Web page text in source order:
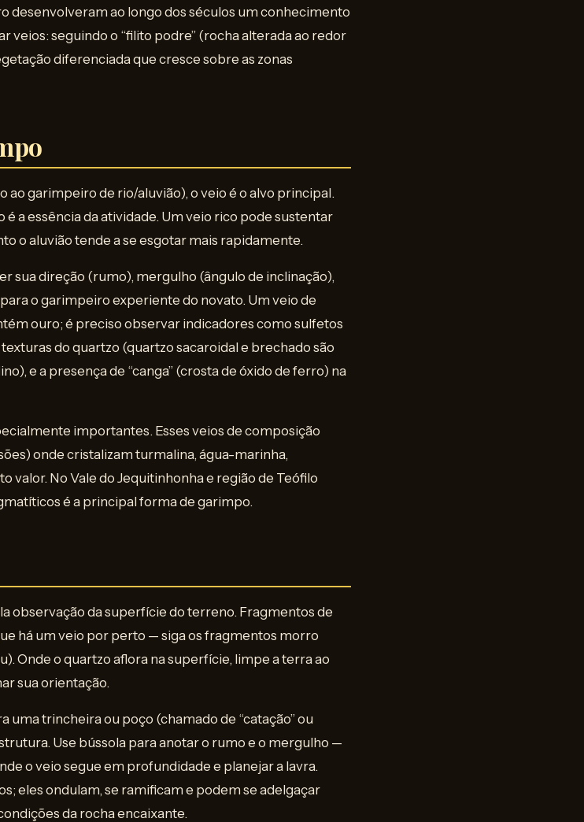
desenvolveram ao longo dos séculos um conhecimento
seguindo o “filito podre” (rocha alterada ao redor
diferenciada que cresce sobre as zonas
ao garimpeiro de rio/aluvião), o veio é o alvo principal.
a essência da atividade. Um veio rico pode sustentar
o aluvião tende a se esgotar mais rapidamente.
sua direção (rumo), mergulho (ângulo de inclinação),
o garimpeiro experiente do novato. Um veio de
ouro; é preciso observar indicadores como sulfetos
do quartzo (quartzo sacaroidal e brechado são
e a presença de “canga” (crosta de óxido de ferro) na
importantes. Esses veios de composição
onde cristalizam turmalina, água-marinha,
valor. No Vale do Jequitinhonha e região de Teófilo
é a principal forma de garimpo.
observação da superfície do terreno. Fragmentos de
há um veio por perto — siga os fragmentos morro
Onde o quartzo aflora na superfície, limpe a terra ao
sua orientação.
uma trincheira ou poço (chamado de “catação” ou
Use bússola para anotar o rumo e o mergulho —
o veio segue em profundidade e planejar a lavra.
eles ondulam, se ramificam e podem se adelgaçar
da rocha encaixante.